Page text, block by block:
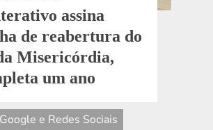
de reabertura do
Misericórdia,
um ano
Digital
Mídias Socias